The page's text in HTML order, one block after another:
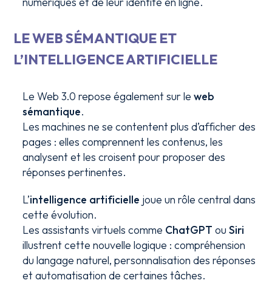
LE WEB SÉMANTIQUE ET
L’INTELLIGENCE ARTIFICIELLE
Le Web 3.0 repose également sur leweb
sémantique.
Les machines ne se contentent plus d’afficher des
pages : elles comprennent les contenus, les
analysent et les croisent pour proposer des
réponses pertinentes.
L’intelligence artificielle joue un rôle central dans
cette évolution.
Les assistants virtuels comme ChatGPT ouSiri
illustrent cette nouvelle logique : compréhension
du langage naturel, personnalisation des réponses
et automatisation de certaines tâches.